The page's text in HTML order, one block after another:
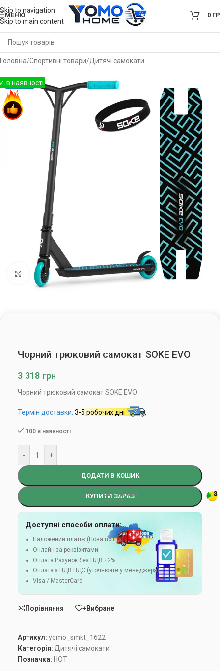
Skip to navigation
Skip to main content
МЕНЮ 0
Головна/Спортивні товари/Дитячі самокати
Клацніть, щоб збільшити
Чорний трюковий самокат SOKE EVO
3 318 грн
Чорний трюковий самокат SOKE EVO
Термін доставки: 3-5 робочих дні
100 в наявності
- +
ДОДАТИ В КОШИК
КУПИТИ ЗАРАЗ
Доступні способи оплати:
Наложений платіж (Нова пошта)
Онлайн за реквізитами
Оплата Рахунок без ПДВ +2%
Оплата з ПДВ НДС (уточнюйте у менеджера)
Visa / MasterCard
Порівняння +Вибране
Артикул: yomo_smkt_1622
Категорія: Дитячі самокати
Позначка: HOT